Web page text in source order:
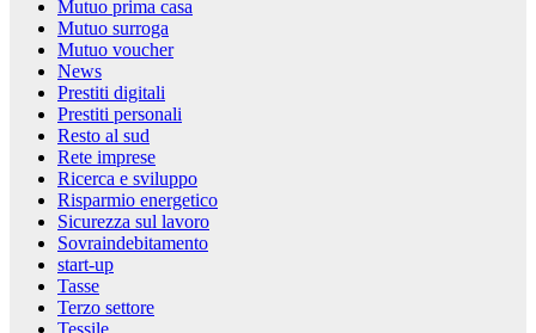
Mutuo prima casa
Mutuo surroga
Mutuo voucher
News
Prestiti digitali
Prestiti personali
Resto al sud
Rete imprese
Ricerca e sviluppo
Risparmio energetico
Sicurezza sul lavoro
Sovraindebitamento
start-up
Tasse
Terzo settore
Tessile